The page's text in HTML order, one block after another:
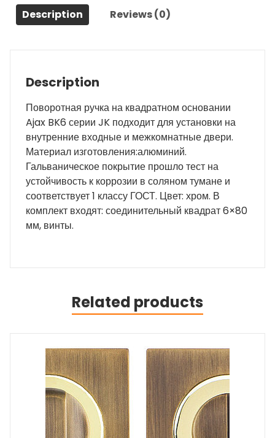
Description Reviews (0)
Description
Поворотная ручка на квадратном основании
Ajax BK6 серии JK подходит для установки на
внутренние входные и межкомнатные двери.
Материал изготовления:алюминий.
Гальваническое покрытие прошло тест на
устойчивость к коррозии в соляном тумане и
соответствует 1 классу ГОСТ. Цвет: хром. В
комплект входят: соединительный квадрат 6×80
мм, винты.
Related products